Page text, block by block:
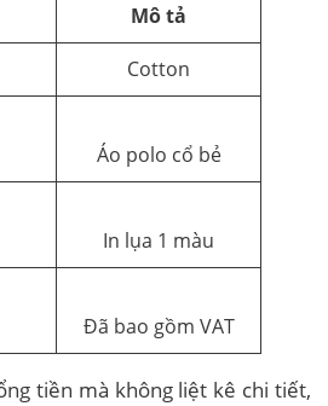
Mô tả
Cotton
Áo polo cổ bẻ
In lụa 1 màu
Đã bao gồm VAT
tiền mà không liệt kê chi tiết,